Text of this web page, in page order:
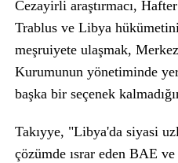
Cezayirli araştırmacı,
Trablus ve Libya
meşruiyete ulaşmak,
Kurumunun yönetiminde
başka bir seçenek
Takıyye, "Libya'da siyasi
çözümde ısrar eden BAE